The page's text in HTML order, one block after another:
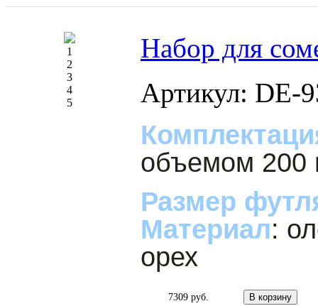
1
2
3
4
5
Набор для
Артикул: DE-
объемом 200
Размер
Материал:
орех
7309 руб.